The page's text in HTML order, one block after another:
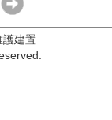
護建置